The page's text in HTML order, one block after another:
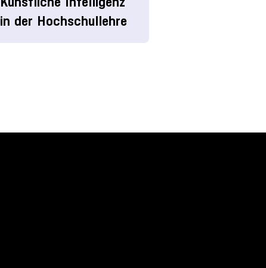
in der Hochschullehre